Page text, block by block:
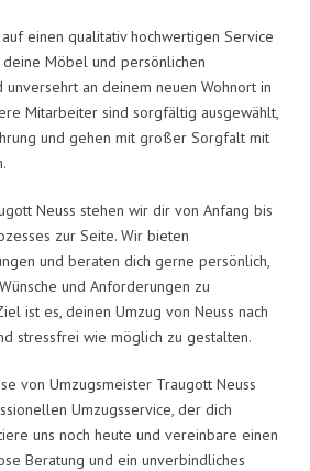
einen qualitativ hochwertigen Service
Möbel und persönlichen
unversehrt an deinem neuen Wohnort in
Mitarbeiter sind sorgfältig ausgewählt,
und gehen mit großer Sorgfalt mit
Neuss stehen wir dir von Anfang bis
zur Seite. Wir bieten
und beraten dich gerne persönlich,
und Anforderungen zu
ist es, deinen Umzug von Neuss nach
stressfrei wie möglich zu gestalten.
von Umzugsmeister Traugott Neuss
Umzugsservice, der dich
uns noch heute und vereinbare einen
Beratung und ein unverbindliches